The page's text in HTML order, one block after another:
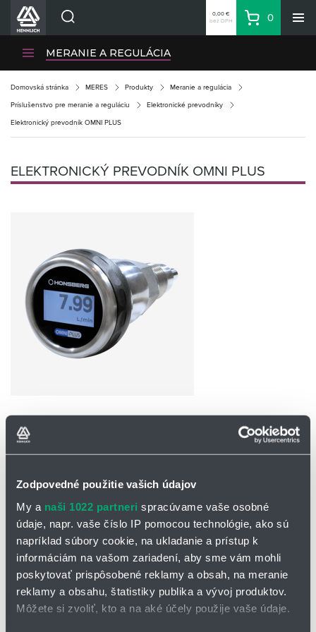
Zodpovedné použitie vašich údajov
My a naši 1022 partneri spracúvame vaše osobné
údaje, napr. vaše číslo IP pomocou technológie, ako sú
napríklad súbory cookie, na ukladanie a prístup k
informáciám na vašom zariadení, aby sme vám mohli
poskytovať prispôsobené reklamy a obsah, na meranie
reklamy a obsahu, štatistiky publika a vývoj produktov.
Môžete si zvoliť, kto a na aké účely použije vaše údaje.
Divízie HENNLICH
Kariéra
Kontakty
Priemyselný park HENNLICH
Partner Zone
0,00 €
bez DPH
Košík
0
MERANIE A REGULÁCIA
Domovská stránka MERES Produkty Meranie a regulácia
Príslušenstvo pre meranie a reguláciu Elektronické prevodníky
Elektronický prevodník OMNI PLUS
ELEKTRONICKÝ PREVODNÍK OMNI PLUS
OPÝTAŤ SA / ODOSLAŤ DOPYT
Elektronický prevodník OMNI PLUS je možné využiť ako
univerzálnu hlavicu pre celý rad snímačov prietoku, hladiny, teploty
a tlaku. Prednosťou tohto prevodníka oproti hlavici OMNI je
komunikácia IO-LINK.
Hlavné prednosti a charakteristiky prevodníka
OMNI PLUS: